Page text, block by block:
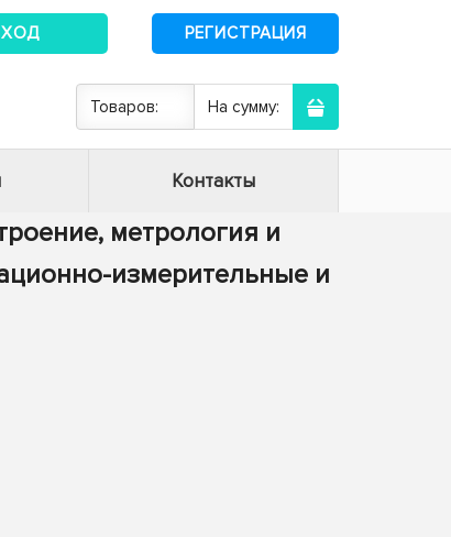
РЕГИСТРАЦИЯ
Товаров: На сумму:
Контакты
метрология и
измерительные и